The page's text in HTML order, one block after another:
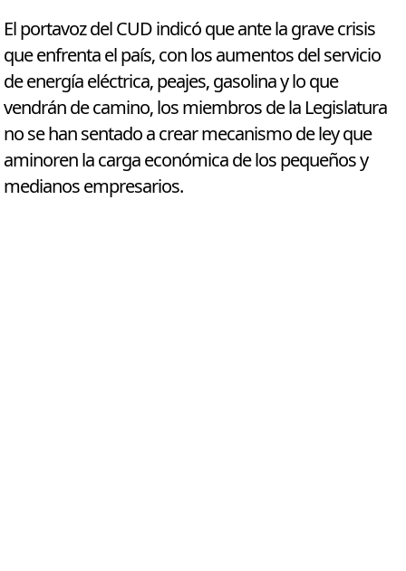
El portavoz del CUD indicó que ante la grave crisis
que enfrenta el país, con los aumentos del servicio
de energía eléctrica, peajes, gasolina y lo que
vendrán de camino, los miembros de la Legislatura
no se han sentado a crear mecanismo de ley que
aminoren la carga económica de los pequeños y
medianos empresarios.